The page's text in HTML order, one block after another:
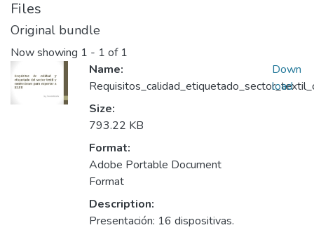
Files
Original bundle
Now showing 1 - 1 of 1
Name:
Size:
793.22 KB
Format:
Adobe Portable Document
Format
Description:
Presentación: 16 dispositivas.
Down
load